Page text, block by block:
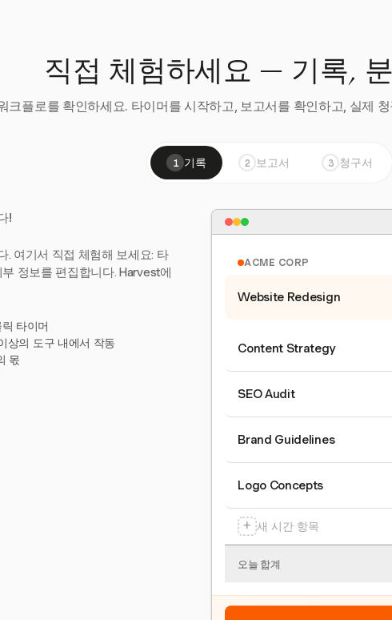
직접 체험하세요 — 기록,
크플로를 확인하세요. 타이머를 시작하고, 보고서를 확인하고, 실제
1 기록 2 보고서 3 청구서
!
. 여기서 직접 체험해 보세요: 타
정보를 편집합니다. Harvest에
타이머
상의 도구 내에서 작동
몫
ACME CORP
Website Redesign
Content Strategy
SEO Audit
Brand Guidelines
Logo Concepts
+ 새 시간 항목
오늘 합계